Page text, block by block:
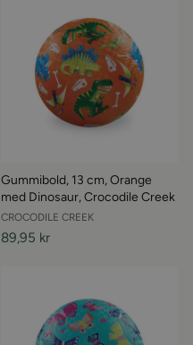
Gummibold, 13 cm, Orange
med Dinosaur, Crocodile Creek
CROCODILE CREEK
89,95 kr